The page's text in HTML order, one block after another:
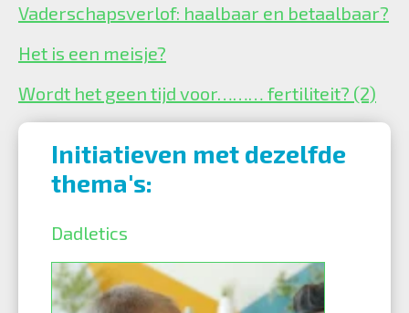
Vaderschapsverlof: haalbaar en betaalbaar?
Het is een meisje?
Wordt het geen tijd voor……… fertiliteit? (2)
Initiatieven met dezelfde
thema's:
Dadletics